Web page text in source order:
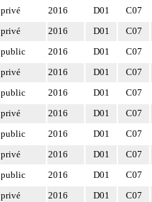
privé 2016 D01 C07
privé 2016 D01 C07
public 2016 D01 C07
privé 2016 D01 C07
public 2016 D01 C07
privé 2016 D01 C07
public 2016 D01 C07
privé 2016 D01 C07
public 2016 D01 C07
privé 2016 D01 C07